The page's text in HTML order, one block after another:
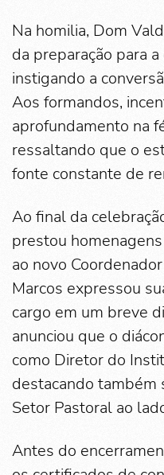
Na homilia, Dom
da preparação para
instigando a
Aos formandos,
aprofundamento na
ressaltando que o
fonte constante de
Ao final da
prestou
ao novo
Marcos expressou
cargo em um breve
anunciou que o
como Diretor do
destacando também
Setor Pastoral ao
Antes do